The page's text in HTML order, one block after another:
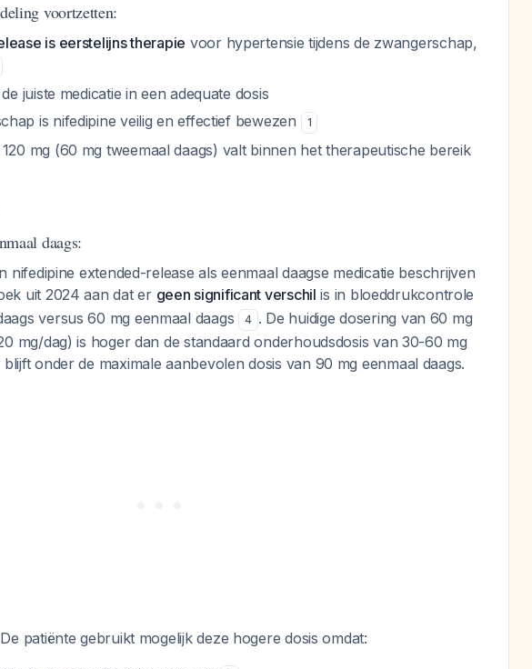
voortzetten:
is eerstelijns therapie voor hypertensie tijdens de zwangerschap,
juiste medicatie in een adequate dosis
is nifedipine veilig en effectief bewezen
1
mg (60 mg tweemaal daags) valt binnen het therapeutische bereik
daags:
nifedipine extended-release als eenmaal daagse medicatie beschrijven
uit 2024 aan dat er geen significant verschil is in bloeddrukcontrole
versus 60 mg eenmaal daags
4 . De huidige dosering van 60 mg
mg/dag) is hoger dan de standaard onderhoudsdosis van 30-60 mg
blijft onder de maximale aanbevolen dosis van 90 mg eenmaal daags.
De patiënte gebruikt mogelijk deze hogere dosis omdat: